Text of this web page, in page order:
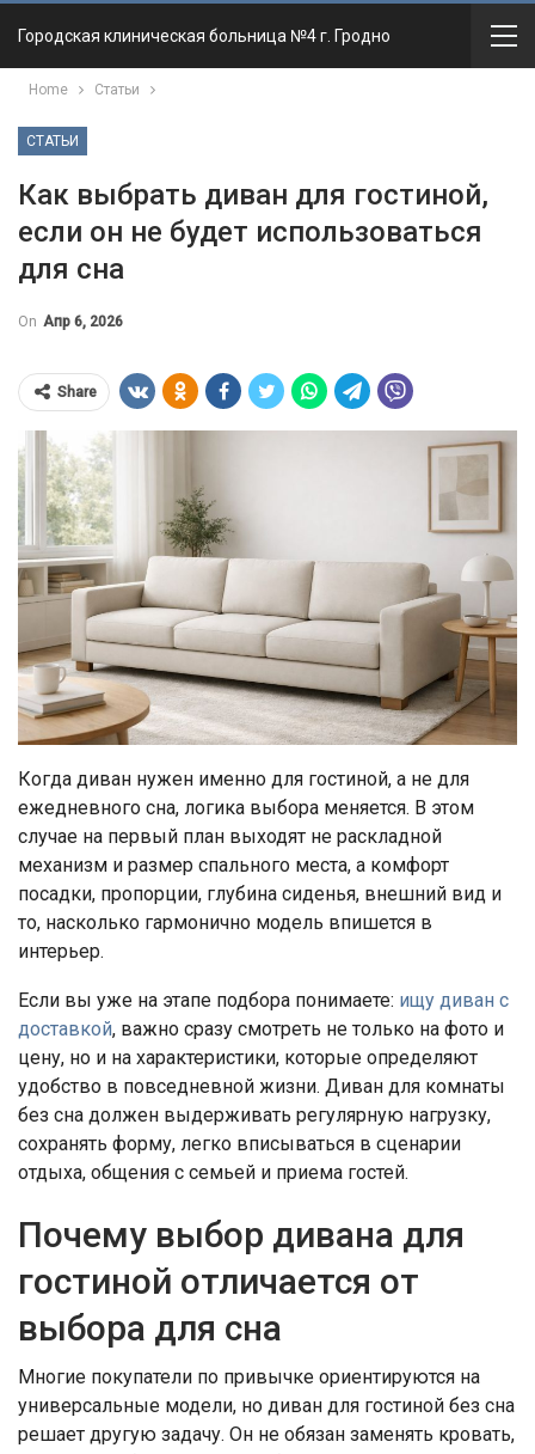
Городская клиническая больница №4 г. Гродно
Home Статьи
СТАТЬИ
Как выбрать диван для гостиной,
если он не будет использоваться
для сна
On Апр 6, 2026
Share
Когда диван нужен именно для гостиной, а не для
ежедневного сна, логика выбора меняется. В этом
случае на первый план выходят не раскладной
механизм и размер спального места, а комфорт
посадки, пропорции, глубина сиденья, внешний вид и
то, насколько гармонично модель впишется в
интерьер.
Если вы уже на этапе подбора понимаете: ищу диван с
доставкой, важно сразу смотреть не только на фото и
цену, но и на характеристики, которые определяют
удобство в повседневной жизни. Диван для комнаты
без сна должен выдерживать регулярную нагрузку,
сохранять форму, легко вписываться в сценарии
отдыха, общения с семьей и приема гостей.
Почему выбор дивана для
гостиной отличается от
выбора для сна
Многие покупатели по привычке ориентируются на
универсальные модели, но диван для гостиной без сна
решает другую задачу. Он не обязан заменять кровать,